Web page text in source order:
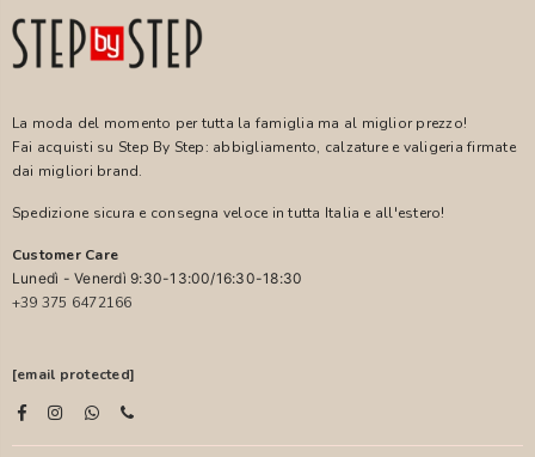
La moda del momento per tutta la famiglia ma al miglior prezzo!
Fai acquisti su Step By Step: abbigliamento, calzature e valigeria firmate
dai migliori brand.
Spedizione sicura e consegna veloce in tutta Italia e all'estero!
Customer Care
Lunedì - Venerdì 9:30-13:00/16:30-18:30
+39 375 6472166
[email protected]